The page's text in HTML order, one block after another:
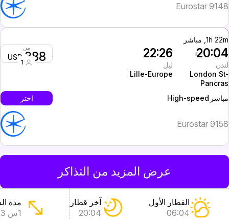
Eurostar 9148
1h 22m, مباشر
20:04
لندن
London St-
Pancras
22:26
ليل
Lille-Europe
من
388
1
مباشر High-speed اختر
Eurostar 9158
عرض المزيد من التذاكر
القطار الأول
06:04
آخر قطار
20:04
مدة
1س 23دق